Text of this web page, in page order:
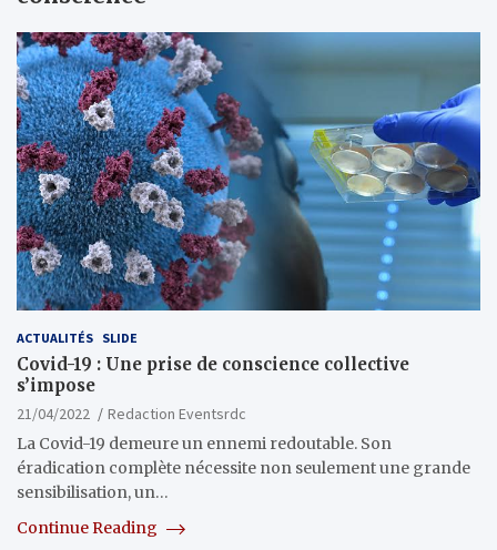
ACTUALITÉS SLIDE
Covid-19 : Une prise de conscience collective
s’impose
21/04/2022
Redaction Eventsrdc
La Covid-19 demeure un ennemi redoutable. Son
éradication complète nécessite non seulement une grande
sensibilisation, un…
Continue Reading